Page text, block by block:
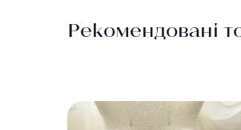
Рекомендовані